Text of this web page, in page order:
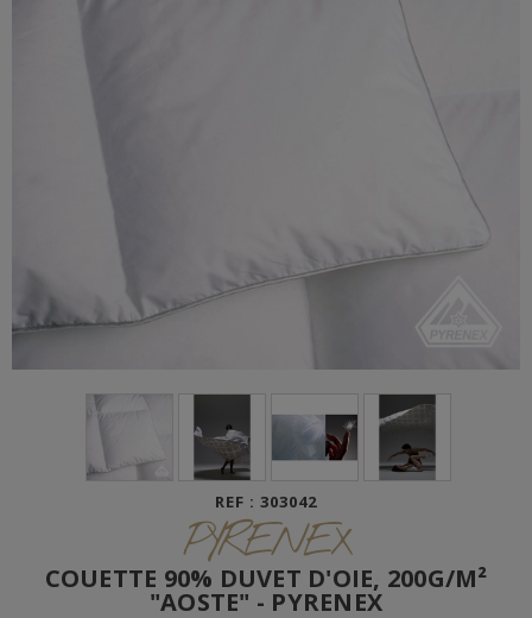
REF : 303042
PYRENEX
COUETTE 90% DUVET D'OIE, 200G/M²
"AOSTE" - PYRENEX